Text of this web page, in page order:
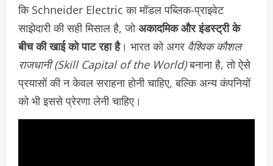
कि Schneider Electric का मॉडल पब्लिक-प्राइवेट
साझेदारी की सही मिसाल है, जोअकादमिक और इंडस्ट्री के
बीच की खाई को पाट रहा है। भारत को अगर वैश्विक कौशल
राजधानी (Skill Capital of the World)बनाना है, तो ऐसे
प्रयासों की न केवल सराहना होनी चाहिए, बल्कि अन्य कंपनियों
को भी इससे प्रेरणा लेनी चाहिए।